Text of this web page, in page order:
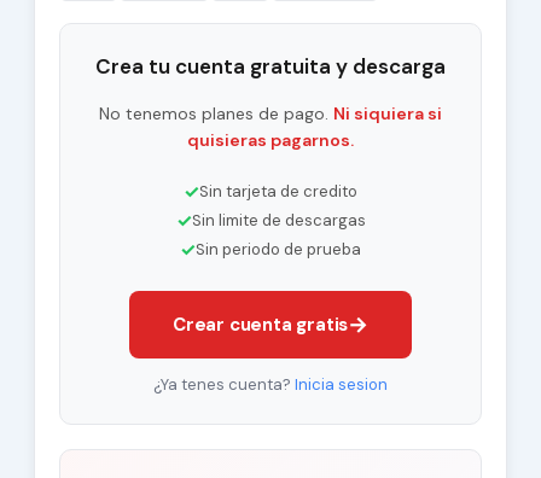
Crea tu cuenta gratuita y descarga
No tenemos planes de pago. Ni siquiera si
quisieras pagarnos.
✓Sin tarjeta de credito
✓Sin limite de descargas
✓Sin periodo de prueba
Crear cuenta gratis→
¿Ya tenes cuenta? Inicia sesion